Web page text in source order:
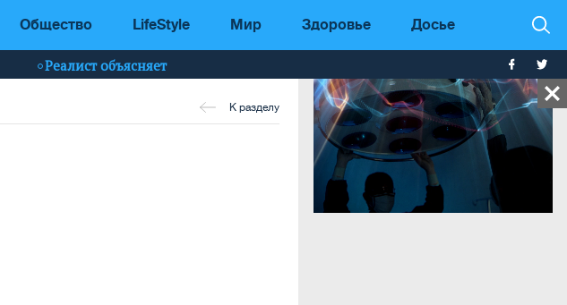
Общество LifeStyle Мир Здоровье Досье
Реалист объясняет
К разделу